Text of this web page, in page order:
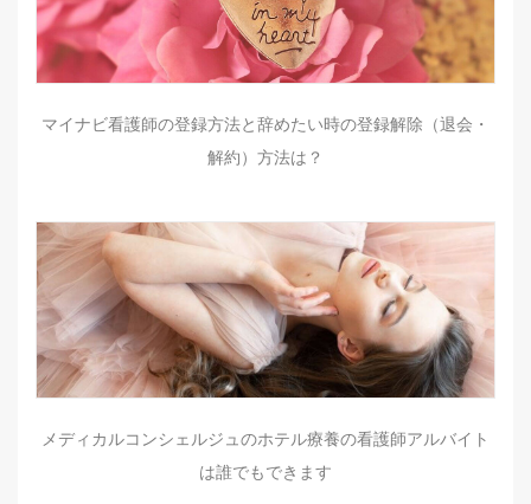
マイナビ看護師の登録方法と辞めたい時の登録解除（退会・
解約）方法は？
メディカルコンシェルジュのホテル療養の看護師アルバイト
は誰でもできます